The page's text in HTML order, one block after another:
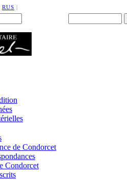
RUS |
de Condorcet
Condorcet